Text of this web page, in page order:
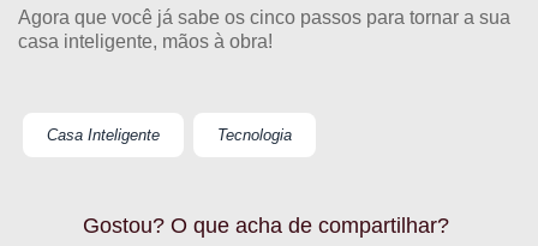
Agora que você já sabe os cinco passos para tornar a sua
casa inteligente, mãos à obra!
Casa Inteligente Tecnologia
Gostou? O que acha de compartilhar?